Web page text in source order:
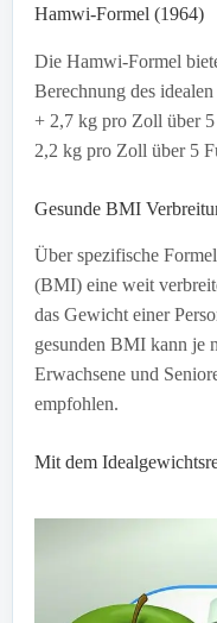
Hamwi-Formel (1964)
Die Hamwi-Formel
Berechnung des
+ 2,7 kg pro Zoll über
2,2 kg pro Zoll über 5
Gesunde BMI
Über spezifische
(BMI) eine weit
das Gewicht einer
gesunden BMI kann je
Erwachsene und
empfohlen.
Mit dem